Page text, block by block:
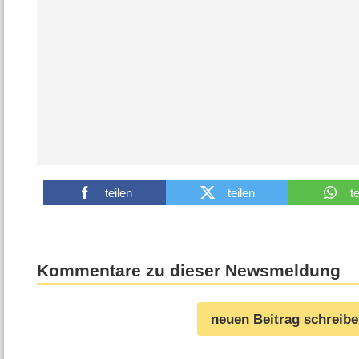
teilen teilen
Kommentare zu dieser Newsmeldung
neuen Beitrag